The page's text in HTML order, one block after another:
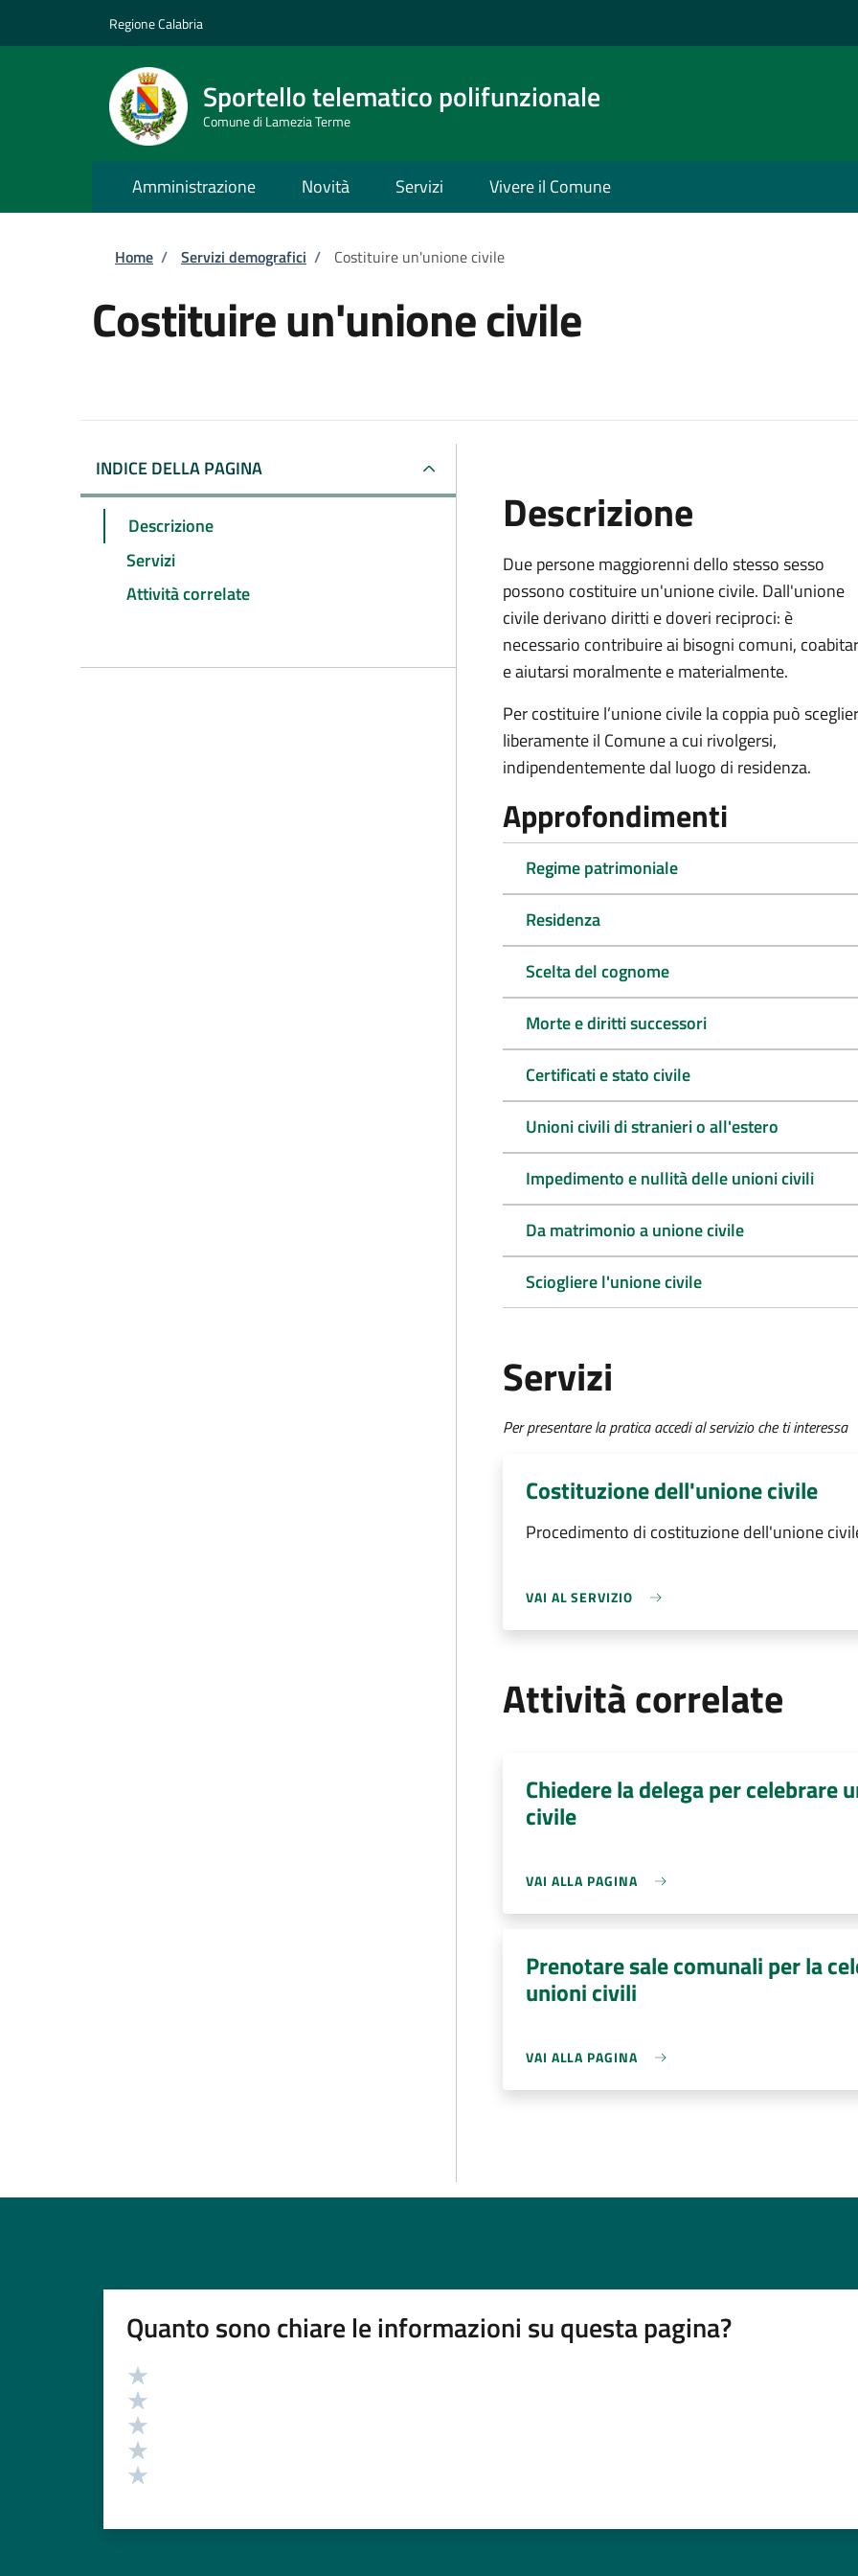
Regione Calabria
Sportello telematico polifunzionale
Comune di Lamezia Terme
Amministrazione Novità Servizi Vivere il Comune
Briciole di pane
Home / Servizi demografici / Costituire un'unione civile
Costituire un'unione civile
INDICE DELLA PAGINA
Descrizione
Servizi
Attività correlate
Descrizione
Due persone maggiorenni dello stesso sesso
possono costituire un'unione civile. Dall'unione
civile derivano diritti e doveri reciproci: è
necessario contribuire ai bisogni comuni,
e aiutarsi moralmente e materialmente.
Per costituire l’unione civile la coppia può
liberamente il Comune a cui rivolgersi,
indipendentemente dal luogo di residenza.
Approfondimenti
Regime patrimoniale
Residenza
Scelta del cognome
Morte e diritti successori
Certificati e stato civile
Unioni civili di stranieri o all'estero
Impedimento e nullità delle unioni civili
Da matrimonio a unione civile
Sciogliere l'unione civile
Servizi
Per presentare la pratica accedi al servizio che ti interessa
Costituzione dell'unione civile
Procedimento di costituzione dell'unione
VAI AL SERVIZIO
Attività correlate
Chiedere la delega per celebrare
civile
VAI ALLA PAGINA
Prenotare sale comunali per la
unioni civili
VAI ALLA PAGINA
Quanto sono chiare le informazioni su questa pagina?
Valutazione